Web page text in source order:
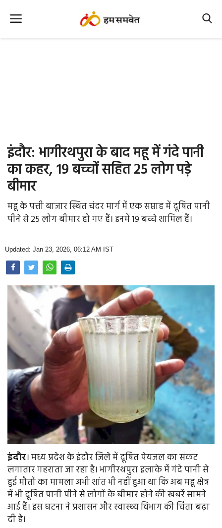
Office Office
Political Gossips
Farm & Food
Health & Lifestyle
Photo Gallery
Home
इंदौर: भागीरथपुरा के बाद महू में गंदे पानी
का कहर, 19 बच्चों सहित 25 लोग पड़े
बीमार
महू के पत्ती बाजार स्थित चंदर मार्ग में एक सप्ताह में दूषित पानी
पीने से 25 लोग बीमार हो गए हैं। इनमें 19 बच्चे शामिल हैं।
Updated: Jan 23, 2026, 06:12 AM IST
इंदौर। मध्य प्रदेश के इंदौर जिले में दूषित पेयजल का संकट
लगातार गहराता जा रहा है। भागीरथपुरा इलाके में गंदे पानी से
हुई मौतों का मामला अभी शांत भी नहीं हुआ था कि अब महू क्षेत्र
में भी दूषित पानी पीने से लोगों के बीमार होने की खबरें सामने
आई हैं। इस घटना ने प्रशासन और स्वास्थ्य विभाग की चिंता बढ़ा
दी है।